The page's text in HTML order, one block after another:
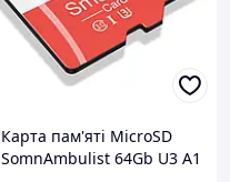
Карта пам'яті MicroSD
SomnAmbulist 64Gb U3 A1